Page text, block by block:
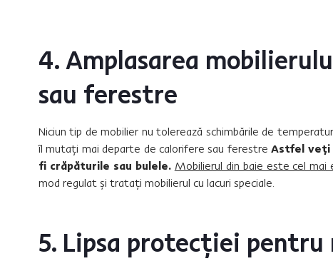
4. Amplasarea
sau ferestre
Niciun tip de mobilier nu tolerează schimbările de
îl mutați mai departe de calorifere sau ferestreAstfel veți
fi crăpăturile sau bulele. Mobilierul din baie este cel mai
mod regulat și tratați mobilierul cu lacuri speciale.
5. Lipsa protecției